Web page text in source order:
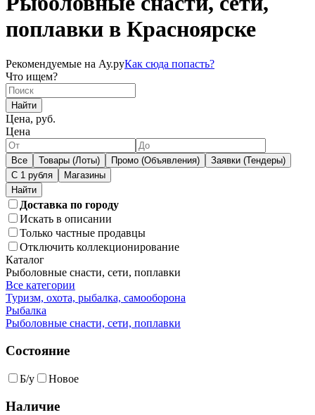
поплавки в Красноярске
Рекомендуемые на Ау.руКак сюда попасть?
Что ищем?
Найти
Цена, руб.
Цена
Все Товары (Лоты) Промо (Объявления)
Заявки (Тендеры)
С 1 рубля
Магазины
Доставка по городу
Искать в описании
Только частные продавцы
Отключить коллекционирование
Каталог
Рыболовные снасти, сети, поплавки
Все категории
Туризм, охота, рыбалка, самооборона
Рыбалка
Рыболовные снасти, сети, поплавки
Состояние
Б/у Новое
Наличие